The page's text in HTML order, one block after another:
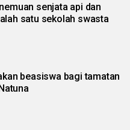
senjata api dan
satu sekolah swasta
beasiswa bagi tamatan